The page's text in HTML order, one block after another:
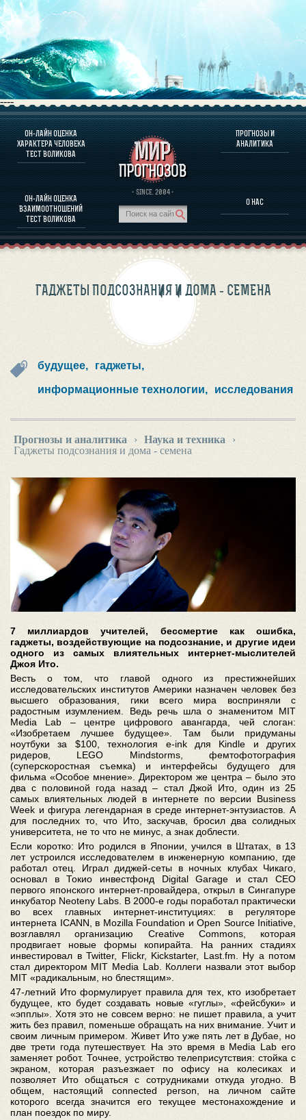
----
ОН-ЛАЙН ОЦЕНКА
ХАРАКТЕРА ЧЕЛОВЕКА
ТЕСТ ВОЛИКОВА
ОН-ЛАЙН ОЦЕНКА
ВЗАИМООТНОШЕНИЙ
ТЕСТ ВОЛИКОВА
· SINCE. 2004 ·
ПРОГНОЗЫ И
АНАЛИТИКА
О НАС
О ПРОГРАММЕ
ОЦЕНКА ХАРАКТЕРA ЧЕЛОВЕКА
ОЦЕНКА ХАРАКТЕРА ВЫДАЮЩИХСЯ ЛИЧНОСТЕЙ
О ПРОГРАММЕ
ПРОГНОЗЫ И АНАЛИТИКА
ГАДЖЕТЫ ПОДСОЗНАНИЯ И ДОМА - СЕМЕНА
будущее, гаджеты,
информационные технологии, исследования
Прогнозы и аналитика › Наука и техника
›
Гаджеты подсознания и дома - семена
7 миллиардов учителей, бессмертие как ошибка,
гаджеты, воздействующие на подсознание, и другие идеи
одного из самых влиятельных интернет-мыслителей
Джоя Ито.
Весть о том, что главой одного из престижнейших
исследовательских институтов Америки назначен человек без
высшего образования, гики всего мира восприняли с
радостным изумлением. Ведь речь шла о знаменитом MIT
Media Lab – центре цифрового авангарда, чей слоган:
«Изобретаем лучшее будущее». Там были придуманы
ноутбуки за $100, технология e-ink для Kindle и других
ридеров, LEGO Mindstorms, фемтофотография
(суперскоростная съемка) и интерфейсы будущего для
фильма «Особое мнение». Директором же центра – было это
два с половиной года назад – стал Джой Ито, один из 25
самых влиятельных людей в интернете по версии Business
Week и фигура легендарная в среде интернет-энтузиастов. А
для последних то, что Ито, заскучав, бросил два солидных
университета, не то что не минус, а знак доблести.
Если коротко: Ито родился в Японии, учился в Штатах, в 13
лет устроился исследователем в инженерную компанию, где
работал отец. Играл диджей-сеты в ночных клубах Чикаго,
основал в Токио инвестфонд Digital Garage и стал CEO
первого японского интернет-провайдера, открыл в Сингапуре
инкубатор Neoteny Labs. В 2000-е годы поработал практически
во всех главных интернет-институциях: в регуляторе
интернета ICANN, в Mozilla Foundation и Open Source Initiative,
возглавлял организацию Creative Commons, которая
продвигает новые формы копирайта. На ранних стадиях
инвестировал в Twitter, Flickr, Kickstarter, Last.fm. Ну а потом
стал директором MIT Media Lab. Коллеги назвали этот выбор
MIT «радикальным, но блестящим».
47-летний Ито формулирует правила для тех, кто изобретает
будущее, кто будет создавать новые «гуглы», «фейсбуки» и
«эпплы». Хотя это не совсем верно: не пишет правила, а учит
жить без правил, поменьше обращать на них внимание. Учит и
своим личным примером. Живет Ито уже пять лет в Дубае, но
две трети года путешествует. На это время в Media Lab его
заменяет робот. Точнее, устройство телеприсутствия: стойка с
экраном, которая разъезжает по офису на колесиках и
позволяет Ито общаться с сотрудниками откуда угодно. В
общем, настоящий connected person, на личном сайте
которого всегда значится его текущее местонахождение и
план поездок по миру.